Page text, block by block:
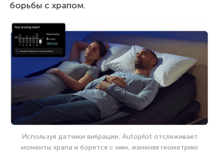
борьбы с храпом.
Используя датчики вибрации, Autopilot отслеживает
моменты храпа и борется с ним, изменяя геометрию